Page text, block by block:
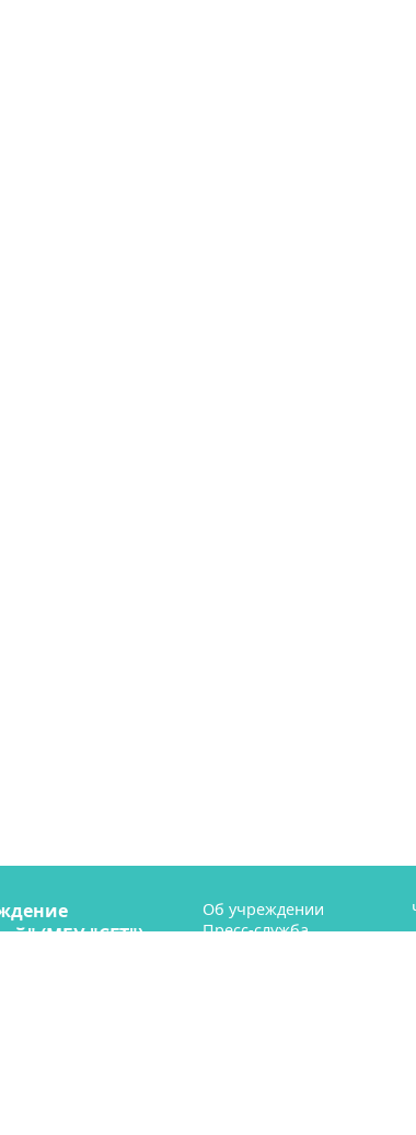
(МБУ "СГТ")
Об учреждении
Пресс-служба